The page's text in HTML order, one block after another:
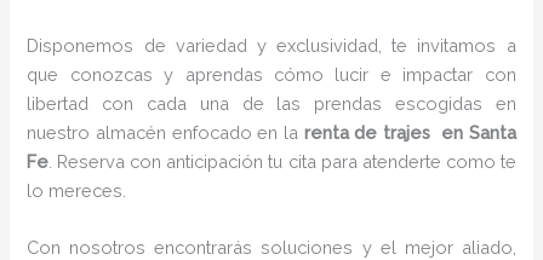
Disponemos de variedad y exclusividad, te invitamos a
que conozcas y aprendas cómo lucir e impactar con
libertad con cada una de las prendas escogidas en
nuestro almacén enfocado en la renta de trajes en Santa
Fe . Reserva con anticipación tu cita para atenderte como te
lo mereces.
Con nosotros encontrarás soluciones y el mejor aliado,